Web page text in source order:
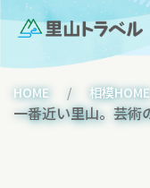
HOME 相模HOME
一番近い里山。芸術